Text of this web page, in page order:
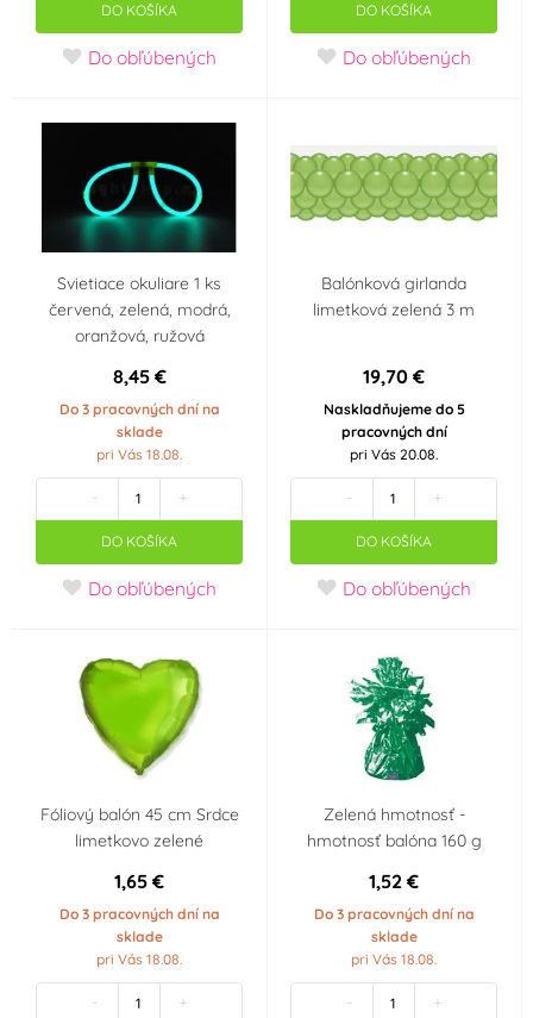
Fialová (15) Hnědá (4)
Modrozelená
(tyrkys) (2)
Oranžová (3)
Průhledná (1) Růžová (39)
Stříbrná
Tělová (1) Zelená (28)
Zlatá (42) Žlutozelená (2)
Žlutá (15)
Materiál
Akryl (2) (0)
Guma (0) (0)
(0)
Papír (0) Plast (0)
Silikon (0) Sklo (0)
Textil (0)
DO KOŠÍKA
Do obľúbených
DO KOŠÍKA
Do obľúbených
Svietiace okuliare 1 ks
červená, zelená, modrá,
oranžová, ružová
8,45 €
Do 3 pracovných dní na
sklade
pri Vás 18.08.
- +
DO KOŠÍKA
Do obľúbených
Balónková girlanda
limetková zelená 3 m
19,70 €
Naskladňujeme do 5
pracovných dní
pri Vás 20.08.
- +
DO KOŠÍKA
Do obľúbených
Fóliový balón 45 cm Srdce
limetkovo zelené
1,65 €
Do 3 pracovných dní na
sklade
pri Vás 18.08.
- +
Zelená hmotnosť -
hmotnosť balóna 160 g
1,52 €
Do 3 pracovných dní na
sklade
pri Vás 18.08.
- +